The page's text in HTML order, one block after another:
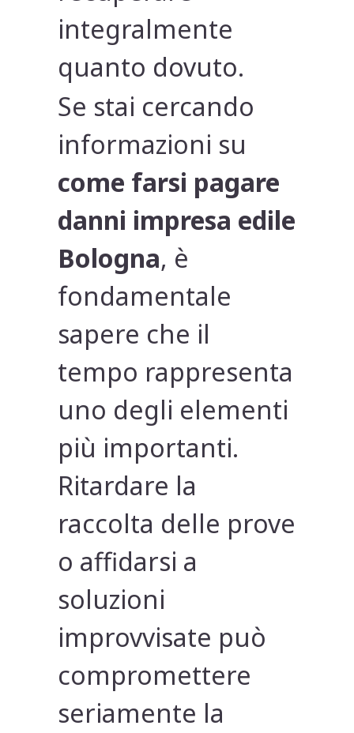
integralmente
quanto dovuto.
Se stai cercando
informazioni su
come farsi pagare
danni impresa edile
Bologna, è
fondamentale
sapere che il
tempo rappresenta
uno degli elementi
più importanti.
Ritardare la
raccolta delle prove
o affidarsi a
soluzioni
improvvisate può
compromettere
seriamente la